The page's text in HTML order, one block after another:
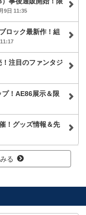
9日 11:35
ロック最新作！組
！注目のファンタジ
プ！AE86展示＆限
！グッズ情報＆先
る